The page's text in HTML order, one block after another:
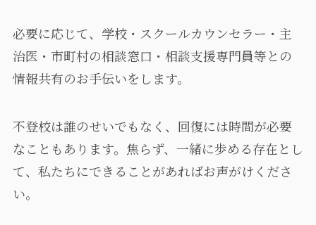
必要に応じて、学校・スクールカウンセラー・主
治医・市町村の相談窓口・相談支援専門員等との
情報共有のお手伝いをします。
不登校は誰のせいでもなく、回復には時間が必要
なこともあります。焦らず、一緒に歩める存在とし
て、私たちにできることがあればお声がけくださ
い。